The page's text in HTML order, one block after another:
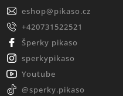
eshop@pikaso.cz
+420731522521
Šperky pikaso
sperkypikaso
Youtube
@sperky.pikaso